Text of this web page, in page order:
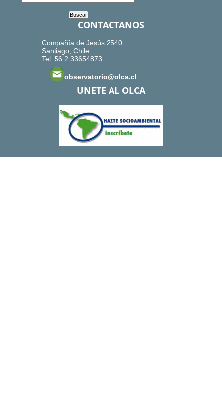
CONTACTANOS
Compañía de Jesús 2540
Santiago, Chile.
Tel: 56.2.33654873
observatorio@olca.cl
UNETE AL OLCA